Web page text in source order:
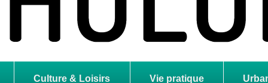
Culture & Loisirs Vie pratique